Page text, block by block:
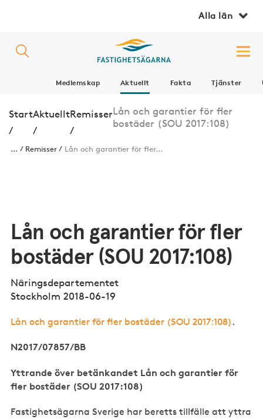
Alla län
Medlemskap Aktuellt Fakta Tjänster
Start
/
Aktuellt
/
Remisser
/
Lån och garantier för fler
bostäder (SOU 2017:108)
... Remisser Lån och garantier för fler...
Lån och garantier för fler
bostäder (SOU 2017:108)
Näringsdepartementet
Stockholm 2018-06-19
Lån och garantier för fler bostäder (SOU 2017:108) .
N2017/07857/BB
Yttrande över betänkandet Lån och garantier för
fler bostäder (SOU 2017:108)
Fastighetsägarna Sverige har beretts tillfälle att yttra